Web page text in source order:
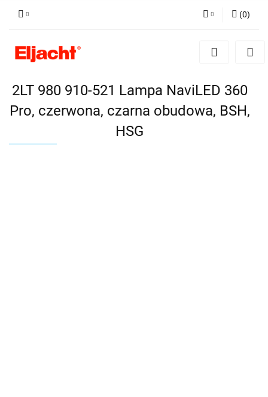
Zaloguj się
(0)
2LT 980 910-521 Lampa NaviLED 360
Pro, czerwona, czarna obudowa, BSH,
HSG